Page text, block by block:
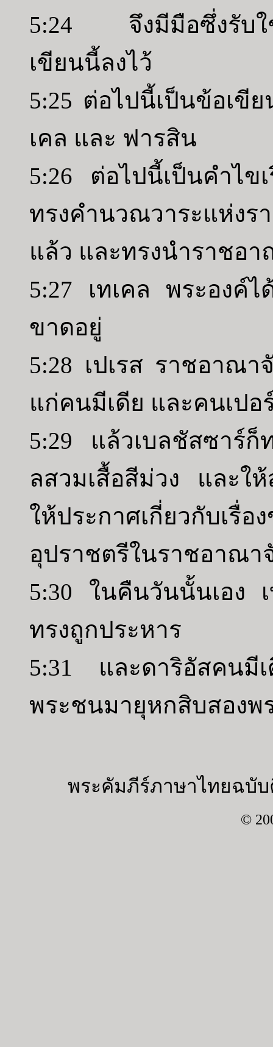
5:24 จึงมีมือซึ่งรับใช้
เขียนนี้ลงไว้
5:25 ต่อไปนี้เป็นข้อเขี
เคล และ ฟารสิน
5:26 ต่อไปนี้เป็นคำไข
ทรงคำนวณวาระแห่งร
แล้ว และทรงนำราชอ
5:27 เทเคล พระองค์
ขาดอยู่
5:28 เปเรส ราชอาณา
แก่คนมีเดีย และคนเปอ
5:29 แล้วเบลชัสซาร์ก็
ลสวมเสื้อสีม่วง และใ
ให้ประกาศเกี่ยวกับ
อุปราชตรีในราชอาณา
5:30 ในคืนวันนั้นเอง
ทรงถูกประหาร
5:31 และดาริอัสคนมี
พระชนมายุหกสิบสองพ
พระคัมภีร์ภาษาไทยฉบับ
©